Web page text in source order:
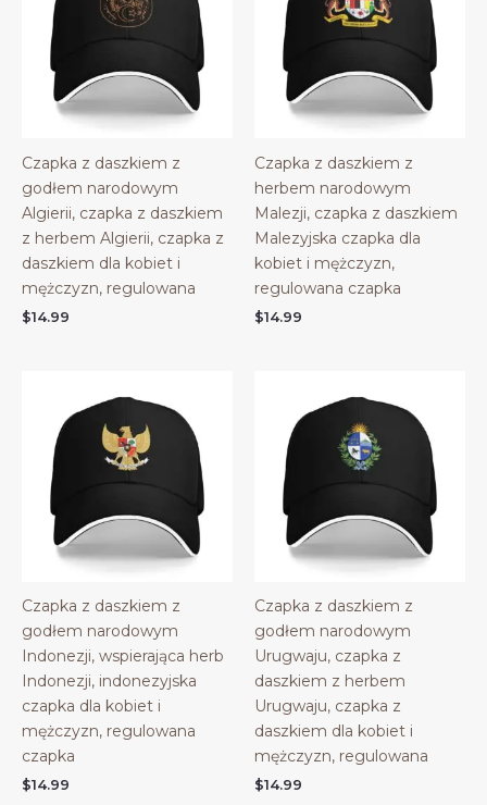
Czapka z daszkiem z
godłem narodowym
Algierii, czapka z daszkiem
z herbem Algierii, czapka z
daszkiem dla kobiet i
mężczyzn, regulowana
$14.99
Czapka z daszkiem z
herbem narodowym
Malezji, czapka z daszkiem
Malezyjska czapka dla
kobiet i mężczyzn,
regulowana czapka
$14.99
Czapka z daszkiem z
godłem narodowym
Indonezji, wspierająca herb
Indonezji, indonezyjska
czapka dla kobiet i
mężczyzn, regulowana
czapka
$14.99
Czapka z daszkiem z
godłem narodowym
Urugwaju, czapka z
daszkiem z herbem
Urugwaju, czapka z
daszkiem dla kobiet i
mężczyzn, regulowana
$14.99